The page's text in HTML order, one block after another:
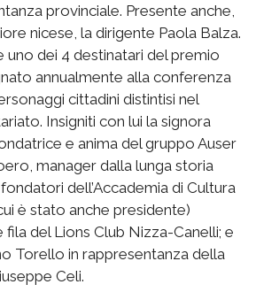
provinciale. Presente anche,
nicese, la dirigente Paola Balza.
uno dei 4 destinatari del premio
annualmente alla conferenza
cittadini distintisi nel
Insigniti con lui la signora
e anima del gruppo Auser
manager dalla lunga storia
dell’Accademia di Cultura
cui è stato anche presidente)
del Lions Club Nizza-Canelli; e
Torello in rappresentanza della
Celi.